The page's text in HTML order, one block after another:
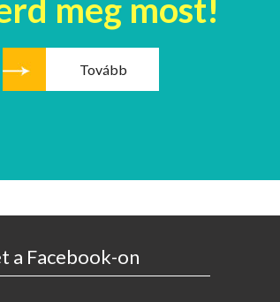
meg most!
Tovább
a Facebook-on